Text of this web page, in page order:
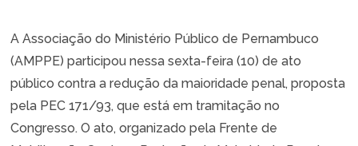
A Associação do Ministério Público de Pernambuco
(AMPPE) participou nessa sexta-feira (10) de ato
público contra a redução da maioridade penal, proposta
pela PEC 171/93, que está em tramitação no
Congresso. O ato, organizado pela Frente de